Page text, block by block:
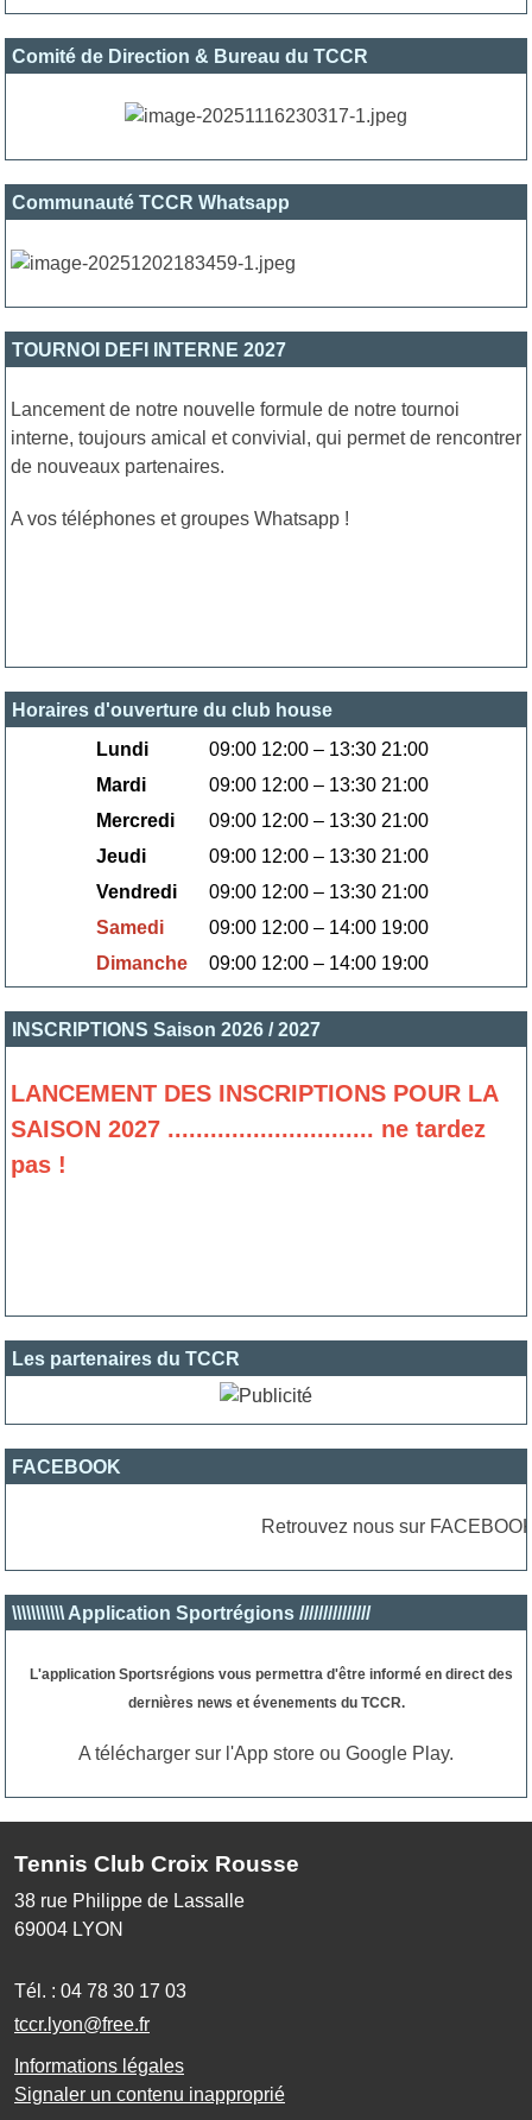
Comité de Direction & Bureau du TCCR
Communauté TCCR Whatsapp
TOURNOI DEFI INTERNE 2027
Lancement de notre nouvelle formule de notre tournoi
interne, toujours amical et convivial, qui permet de rencontrer
de nouveaux partenaires.
A vos téléphones et groupes Whatsapp !
Horaires d'ouverture du club house
Lundi
09:00 12:00 – 13:30 21:00
Mardi
09:00 12:00 – 13:30 21:00
Mercredi
09:00 12:00 – 13:30 21:00
Jeudi
09:00 12:00 – 13:30 21:00
Vendredi
09:00 12:00 – 13:30 21:00
Samedi
09:00 12:00 – 14:00 19:00
Dimanche
09:00 12:00 – 14:00 19:00
INSCRIPTIONS Saison 2026 / 2027
LANCEMENT DES INSCRIPTIONS POUR LA
SAISON 2027 ............................. ne tardez
pas !
Les partenaires du TCCR
FACEBOOK
Retrouvez nous sur FACEBOOK
\\\\\\\\\\\ Application Sportrégions ///////////////
L'application Sportsrégions vous permettra d'être informé en direct des
dernières news et évenements du TCCR.
A télécharger sur l'App store ou Google Play.
Tennis Club Croix Rousse
38 rue Philippe de Lassalle
69004 LYON
Tél. : 04 78 30 17 03
tccr.lyon@free.fr
Informations légales
Signaler un contenu inapproprié